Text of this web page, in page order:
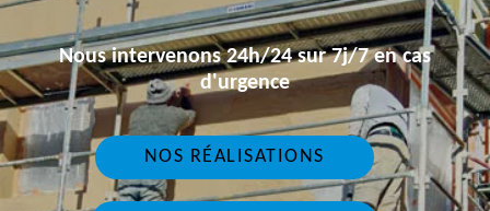
Nous intervenons 24h/24 sur 7j/7 en cas
d'urgence
NOS RÉALISATIONS